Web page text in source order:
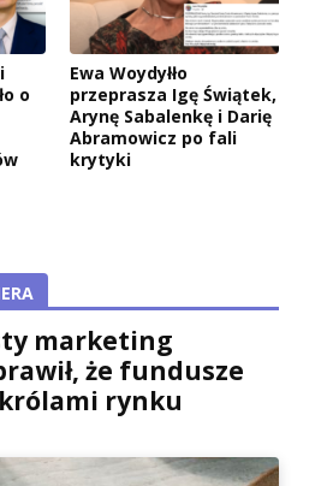
o
Ewa Woydyłło
przeprasza Igę Świątek,
Arynę Sabalenkę i Darię
Abramowicz po fali
krytyki
marketing
że fundusze
królami rynku